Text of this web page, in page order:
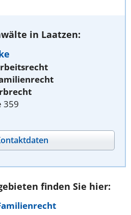
in Laatzen:
359
finden Sie hier: